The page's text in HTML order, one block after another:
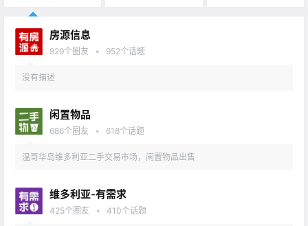
房源信息
929个圈友 • 952个话题
没有描述
闲置物品
686个圈友 • 618个话题
温哥华岛维多利亚二手交易市场，闲置物品出售
维多利亚-有需求
425个圈友 • 410个话题